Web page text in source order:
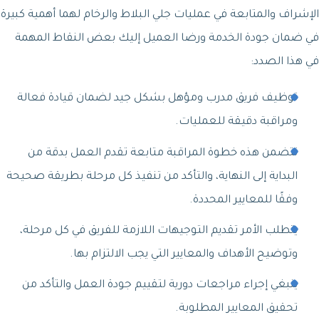
الإشراف والمتابعة في عمليات جلي البلاط والرخام لهما أهمية كبيرة
في ضمان جودة الخدمة ورضا العميل إليك بعض النقاط المهمة
في هذا الصدد:
توظيف فريق مدرب ومؤهل بشكل جيد لضمان قيادة فعالة
ومراقبة دقيقة للعمليات.
تتضمن هذه خطوة المراقبة متابعة تقدم العمل بدقة من
البداية إلى النهاية، والتأكد من تنفيذ كل مرحلة بطريقة صحيحة
وفقًا للمعايير المحددة.
يتطلب الأمر تقديم التوجيهات اللازمة للفريق في كل مرحلة،
وتوضيح الأهداف والمعايير التي يجب الالتزام بها.
ينبغي إجراء مراجعات دورية لتقييم جودة العمل والتأكد من
تحقيق المعايير المطلوبة.